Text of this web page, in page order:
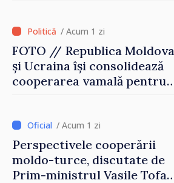
/ Acum 1 zi
FOTO // Republica Moldova
și Ucraina își consolidează
cooperarea vamală pentru
Reuniune la Moghiliov-
Podolsk
/ Acum 1 zi
Perspectivele cooperării
moldo-turce, discutate de
Prim-ministrul Vasile Tofan